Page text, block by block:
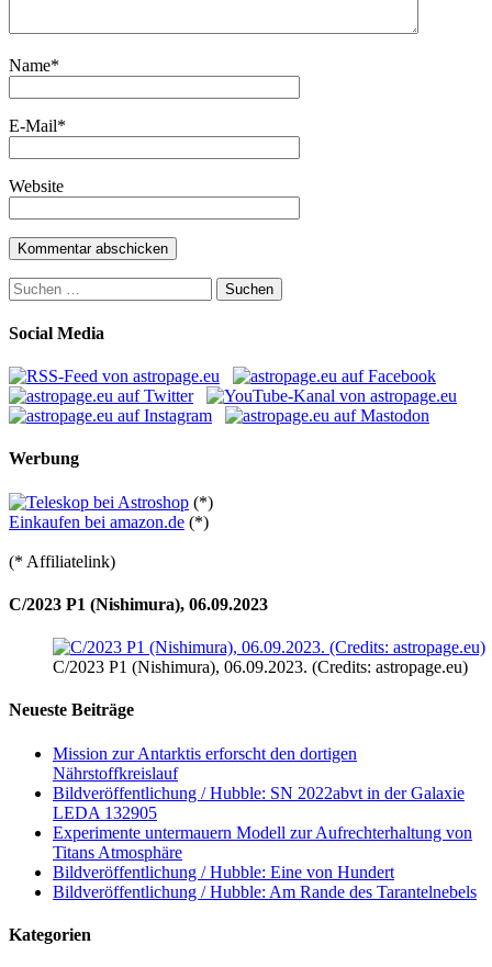
Name*
E-Mail*
Website
Suchen
nach:
Social Media
Werbung
(*)
Einkaufen bei amazon.de (*)
(* Affiliatelink)
C/2023 P1 (Nishimura), 06.09.2023
C/2023 P1 (Nishimura), 06.09.2023. (Credits: astropage.eu)
Neueste Beiträge
Mission zur Antarktis erforscht den dortigen
Nährstoffkreislauf
Bildveröffentlichung / Hubble: SN 2022abvt in der Galaxie
LEDA 132905
Experimente untermauern Modell zur Aufrechterhaltung von
Titans Atmosphäre
Bildveröffentlichung / Hubble: Eine von Hundert
Bildveröffentlichung / Hubble: Am Rande des Tarantelnebels
Kategorien